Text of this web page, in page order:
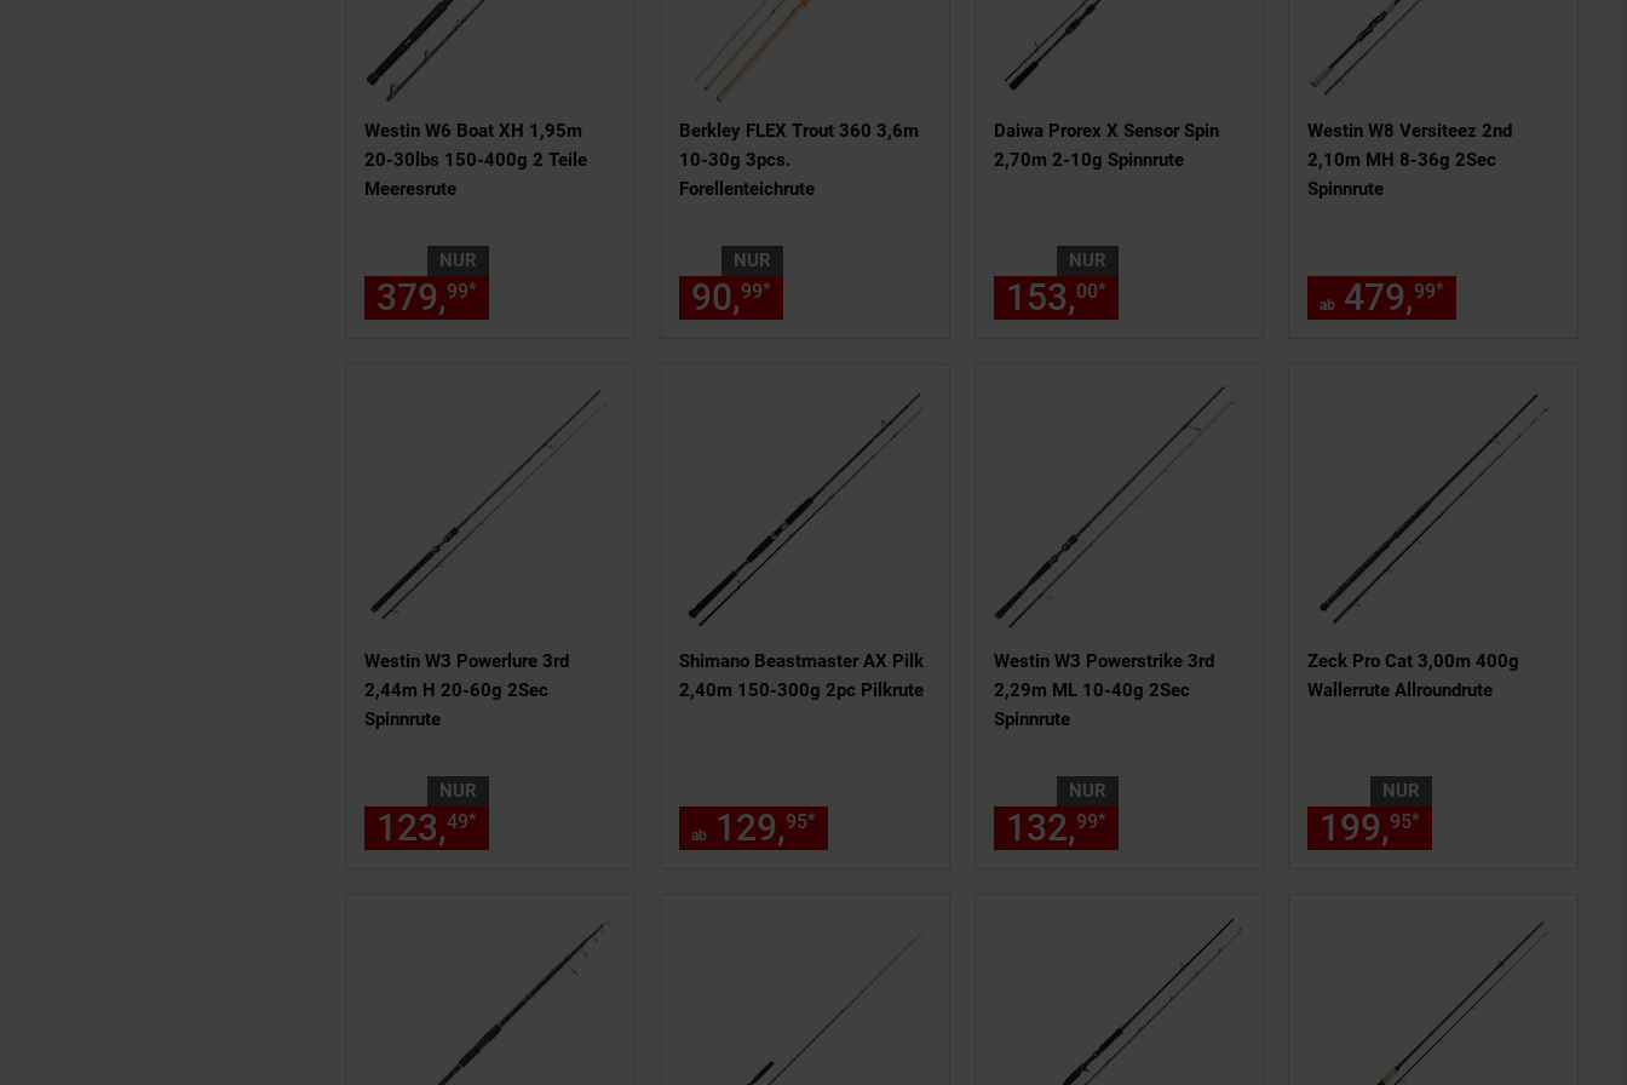
Westin W6 Boat XH 1,95m
20-30lbs 150-400g 2 Teile
Meeresrute
NUR
379,99* € Sternchen Fußnote, Details am Seitenende
Berkley FLEX Trout 360 3,6m
10-30g 3pcs.
Forellenteichrute
NUR
90,99* € Sternchen Fußnote, Details am
Daiwa Prorex X Sensor Spin
2,70m 2-10g Spinnrute
NUR
153,00* € Sternchen
Westin W8 Versiteez 2nd
2,10m MH 8-36g 2Sec
Spinnrute
ab 479,99*
Westin W3 Powerlure 3rd
2,44m H 20-60g 2Sec
Spinnrute
NUR
123,49* € Sternchen Fußnote, Details am Seitenende
Shimano Beastmaster AX Pilk
2,40m 150-300g 2pc Pilkrute
ab 129,95* € Sternchen Fußnote, Details am
Westin W3 Powerstrike 3rd
2,29m ML 10-40g 2Sec
Spinnrute
NUR
132,99* € Sternchen
Zeck Pro Cat 3,00m 400g
Wallerrute Allroundrute
NUR
199,95*